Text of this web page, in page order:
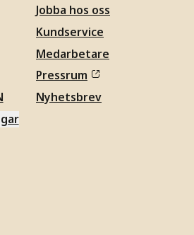
Jobba hos oss
Kundservice
Medarbetare
Pressrum
Nyhetsbrev